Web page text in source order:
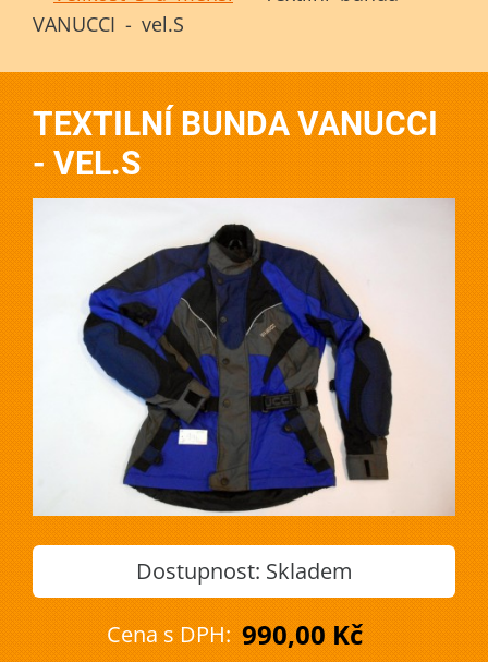
VANUCCI - vel.S
TEXTILNÍ BUNDA VANUCCI
- VEL.S
Dostupnost: Skladem
Cena s DPH: 990,00 Kč